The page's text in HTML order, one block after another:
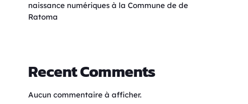
naissance numériques à la Commune de de
Ratoma
Recent Comments
Aucun commentaire à afficher.